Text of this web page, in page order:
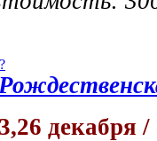
декабря